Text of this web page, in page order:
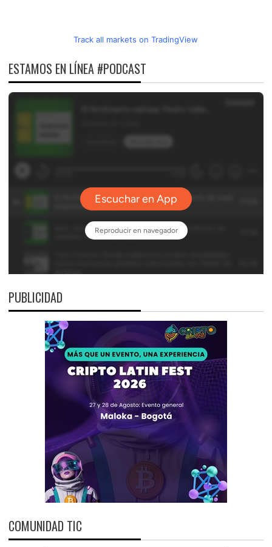
Track all markets on TradingView
ESTAMOS EN LÍNEA #PODCAST
PUBLICIDAD
COMUNIDAD TIC